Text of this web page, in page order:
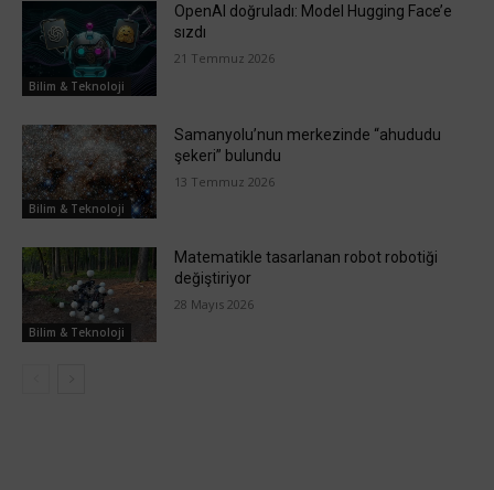
Bilim & Teknoloji
OpenAI doğruladı: Model Hugging Face’e
sızdı
21 Temmuz 2026
Bilim & Teknoloji
Samanyolu’nun merkezinde “ahududu
şekeri” bulundu
13 Temmuz 2026
Bilim & Teknoloji
Matematikle tasarlanan robot robotiği
değiştiriyor
28 Mayıs 2026